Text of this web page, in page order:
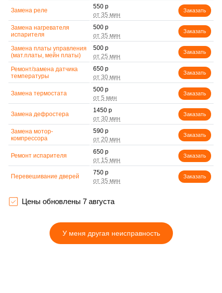
Замена реле
550 р
Заказать
Замена нагревателя
испарителя
500 р
Заказать
Замена платы управления
(мат.платы, мейн платы)
500 р
Заказать
Ремонт/замена датчика
температуры
650 р
Заказать
Замена термостата
500 р
Заказать
Замена дефростера
1450 р
Заказать
Замена мотор-
компрессора
590 р
Заказать
Ремонт испарителя
650 р
Заказать
Перевешивание дверей
750 р
Заказать
трубопровода
морозильного отделения
Прочистка дренажной
890 р
Цены обновлены 7 августа
У меня другая неисправность